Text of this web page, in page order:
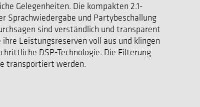
Gelegenheiten. Die kompakten 2.1-
Sprachwiedergabe und Partybeschallung
sind verständlich und transparent
Leistungsreserven voll aus und klingen
DSP-Technologie. Die Filterung
transportiert werden.